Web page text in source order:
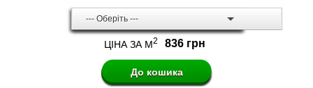
--- Оберіть ---
ЦІНА ЗА М2 836 грн